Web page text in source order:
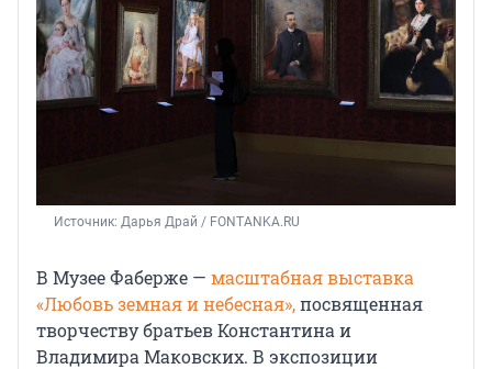
Источник: Дарья Драй / FONTANKA.RU
В Музее Фаберже — масштабная выставка
«Любовь земная и небесная»,посвященная
творчеству братьев Константина и
Владимира Маковских. В экспозиции